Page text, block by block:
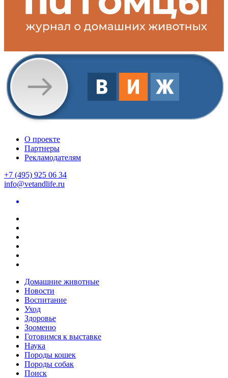
О проекте
Партнеры
Рекламодателям
+7 (495) 925 06 34
info@vetandlife.ru
Домашние животные
Новости
Воспитание
Уход
Здоровье
Зооменю
Готовимся к выставке
Наука
Породы кошек
Породы собак
Поиск